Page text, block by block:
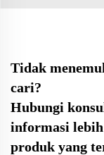
Tidak
cari?
Hubungi
informasi
produk yang